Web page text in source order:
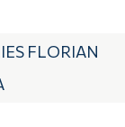
FLORIAN